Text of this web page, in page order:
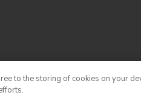
to the storing of cookies on your